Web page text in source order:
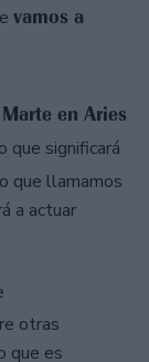
vamos a
Marte en Aries
que significará
que llamamos
a actuar
otras
que es